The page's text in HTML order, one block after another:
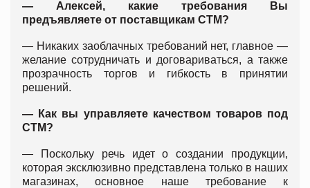
— Алексей, какие требования Вы
предъявляете от поставщикам СТМ?
— Никаких заоблачных требований нет, главное —
желание сотрудничать и договариваться, а также
прозрачность торгов и гибкость в принятии
решений.
— Как вы управляете качеством товаров под
СТМ?
— Поскольку речь идет о создании продукции,
которая эксклюзивно представлена только в наших
магазинах, основное наше требование к